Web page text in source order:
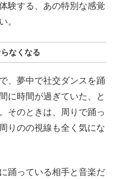
験する、あの特別な感覚
。
なくなる
、夢中で社交ダンスを踊
に時間が過ぎていた、と
そのときは、周りで踊っ
りのの視線も全く気にな
踊っている相手と音楽だ